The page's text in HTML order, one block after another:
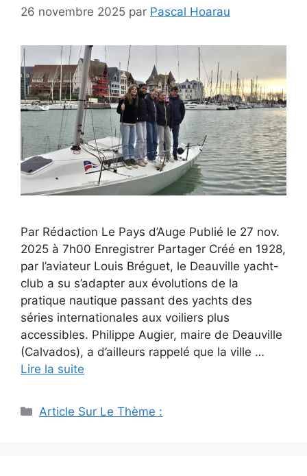
26 novembre 2025 par Pascal Hoarau
Par Rédaction Le Pays d’Auge Publié le 27 nov.
2025 à 7h00 Enregistrer Partager Créé en 1928,
par l’aviateur Louis Bréguet, le Deauville yacht-
club a su s’adapter aux évolutions de la
pratique nautique passant des yachts des
séries internationales aux voiliers plus
accessibles. Philippe Augier, maire de Deauville
(Calvados), a d’ailleurs rappelé que la ville …
Lire la suite
Catégories
Article Sur Le Thème :